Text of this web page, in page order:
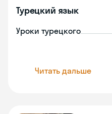
Турецкий язык
Уроки турецкого
Читать дальше